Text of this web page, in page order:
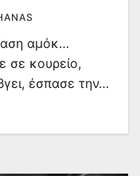
αμόκ…
σε κουρείο,
έσπασε την…